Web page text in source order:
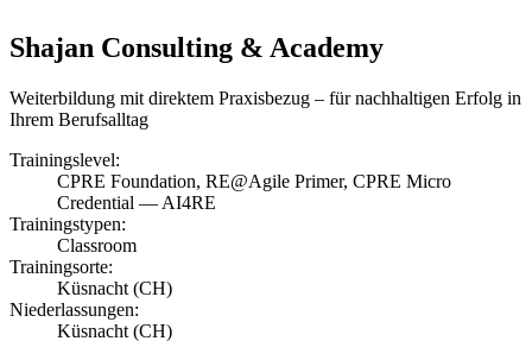
Shajan Consulting & Academy
Weiterbildung mit direktem Praxisbezug – für nachhaltigen Erfolg in
Ihrem Berufsalltag
Trainingslevel:
CPRE Foundation, RE@Agile Primer, CPRE Micro
Credential — AI4RE
Trainingstypen:
Classroom
Trainingsorte:
Küsnacht (CH)
Niederlassungen:
Küsnacht (CH)